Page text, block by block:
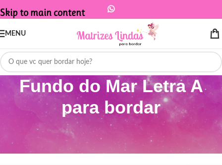
Skip to main content
MENU
Fundo do Mar Letra A
para bordar
Início
Produtos marcados com a tag “Fundo do Mar Letra A para bordar”
Exibindo um único resultado